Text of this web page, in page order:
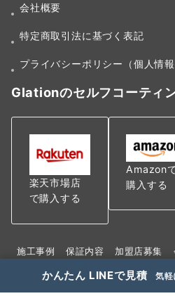
会社概要
特定商取引法に基づく表記
プライバシーポリシー（個人情報
Glationのセルフコーティ
楽天市場店
で購入する
Amazon
購入する
施工事例 保証内容 加盟店募集
特定商取引法に基づく表記
プライバシーポリシー（個人情報保
かんたん LINEで見積 気軽